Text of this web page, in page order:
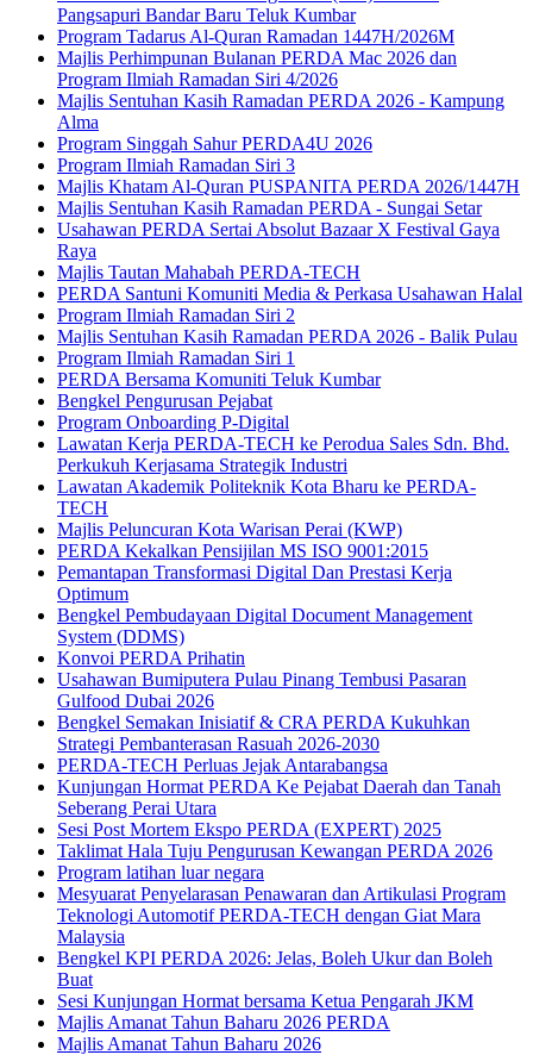
Pangsapuri Bandar Baru Teluk Kumbar
Program Tadarus Al-Quran Ramadan 1447H/2026M
Majlis Perhimpunan Bulanan PERDA Mac 2026 dan
Program Ilmiah Ramadan Siri 4/2026
Majlis Sentuhan Kasih Ramadan PERDA 2026 - Kampung
Alma
Program Singgah Sahur PERDA4U 2026
Program Ilmiah Ramadan Siri 3
Majlis Khatam Al-Quran PUSPANITA PERDA 2026/1447H
Majlis Sentuhan Kasih Ramadan PERDA - Sungai Setar
Usahawan PERDA Sertai Absolut Bazaar X Festival Gaya
Raya
Majlis Tautan Mahabah PERDA-TECH
PERDA Santuni Komuniti Media & Perkasa Usahawan Halal
Program Ilmiah Ramadan Siri 2
Majlis Sentuhan Kasih Ramadan PERDA 2026 - Balik Pulau
Program Ilmiah Ramadan Siri 1
PERDA Bersama Komuniti Teluk Kumbar
Bengkel Pengurusan Pejabat
Program Onboarding P-Digital
Lawatan Kerja PERDA-TECH ke Perodua Sales Sdn. Bhd.
Perkukuh Kerjasama Strategik Industri
Lawatan Akademik Politeknik Kota Bharu ke PERDA-
TECH
Majlis Peluncuran Kota Warisan Perai (KWP)
PERDA Kekalkan Pensijilan MS ISO 9001:2015
Pemantapan Transformasi Digital Dan Prestasi Kerja
Optimum
Bengkel Pembudayaan Digital Document Management
System (DDMS)
Konvoi PERDA Prihatin
Usahawan Bumiputera Pulau Pinang Tembusi Pasaran
Gulfood Dubai 2026
Bengkel Semakan Inisiatif & CRA PERDA Kukuhkan
Strategi Pembanterasan Rasuah 2026-2030
PERDA-TECH Perluas Jejak Antarabangsa
Kunjungan Hormat PERDA Ke Pejabat Daerah dan Tanah
Seberang Perai Utara
Sesi Post Mortem Ekspo PERDA (EXPERT) 2025
Taklimat Hala Tuju Pengurusan Kewangan PERDA 2026
Program latihan luar negara
Mesyuarat Penyelarasan Penawaran dan Artikulasi Program
Teknologi Automotif PERDA-TECH dengan Giat Mara
Malaysia
Bengkel KPI PERDA 2026: Jelas, Boleh Ukur dan Boleh
Buat
Sesi Kunjungan Hormat bersama Ketua Pengarah JKM
Majlis Amanat Tahun Baharu 2026 PERDA
Majlis Amanat Tahun Baharu 2026